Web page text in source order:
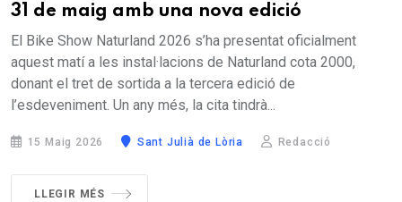
31 de maig amb una nova edició
El Bike Show Naturland 2026 s’ha presentat oficialment
aquest matí a les instal·lacions de Naturland cota 2000,
donant el tret de sortida a la tercera edició de
l’esdeveniment. Un any més, la cita tindrà...
15 Maig 2026 Sant Julià de Lòria Redacció
LLEGIR MÉS